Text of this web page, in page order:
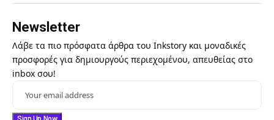
Newsletter
Λάβε τα πιο πρόσφατα άρθρα του Inkstory και μοναδικές
προσφορές για δημιουργούς περιεχομένου, απευθείας στο
inbox σου!